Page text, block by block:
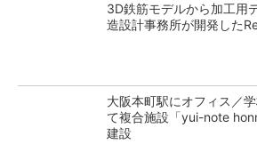
3D鉄筋モデルから加工用
造設計事務所が開発した
大阪本町駅にオフィス／
て複合施設「yui-note
建設